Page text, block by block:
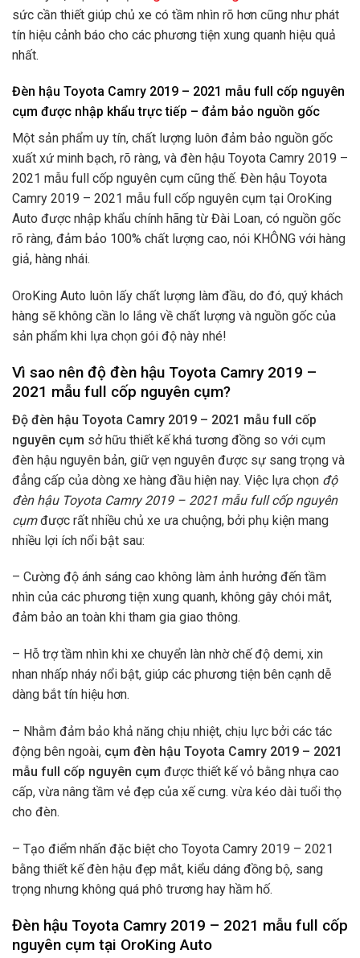
sức cần thiết giúp chủ xe có tầm nhìn rõ hơn cũng như phát
tín hiệu cảnh báo cho các phương tiện xung quanh hiệu quả
nhất.
Đèn hậu Toyota Camry 2019 – 2021 mẫu full cốp nguyên
cụm được nhập khẩu trực tiếp – đảm bảo nguồn gốc
Một sản phẩm uy tín, chất lượng luôn đảm bảo nguồn gốc
xuất xứ minh bạch, rõ ràng, và đèn hậu Toyota Camry 2019 –
2021 mẫu full cốp nguyên cụm cũng thế. Đèn hậu Toyota
Camry 2019 – 2021 mẫu full cốp nguyên cụm tại OroKing
Auto được nhập khẩu chính hãng từ Đài Loan, có nguồn gốc
rõ ràng, đảm bảo 100% chất lượng cao, nói KHÔNG với hàng
giả, hàng nhái.
OroKing Auto luôn lấy chất lượng làm đầu, do đó, quý khách
hàng sẽ không cần lo lắng về chất lượng và nguồn gốc của
sản phẩm khi lựa chọn gói độ này nhé!
Vì sao nên độ đèn hậu Toyota Camry 2019 –
2021 mẫu full cốp nguyên cụm?
Độ đèn hậu Toyota Camry 2019 – 2021 mẫu full cốp
nguyên cụm sở hữu thiết kế khá tương đồng so với cụm
đèn hậu nguyên bản, giữ vẹn nguyên được sự sang trọng và
đẳng cấp của dòng xe hàng đầu hiện nay. Việc lựa chọn độ
đèn hậu Toyota Camry 2019 – 2021 mẫu full cốp nguyên
cụmđược rất nhiều chủ xe ưa chuộng, bởi phụ kiện mang
nhiều lợi ích nổi bật sau:
– Cường độ ánh sáng cao không làm ảnh hưởng đến tầm
nhìn của các phương tiện xung quanh, không gây chói mắt,
đảm bảo an toàn khi tham gia giao thông.
– Hỗ trợ tầm nhìn khi xe chuyển làn nhờ chế độ demi, xin
nhan nhấp nháy nổi bật, giúp các phương tiện bên cạnh dễ
dàng bắt tín hiệu hơn.
– Nhằm đảm bảo khả năng chịu nhiệt, chịu lực bởi các tác
động bên ngoài, cụm đèn hậu Toyota Camry 2019 – 2021
mẫu full cốp nguyên cụm được thiết kế vỏ bằng nhựa cao
cấp, vừa nâng tầm vẻ đẹp của xế cưng. vừa kéo dài tuổi thọ
cho đèn.
– Tạo điểm nhấn đặc biệt cho Toyota Camry 2019 – 2021
bằng thiết kế đèn hậu đẹp mắt, kiểu dáng đồng bộ, sang
trọng nhưng không quá phô trương hay hầm hố.
Đèn hậu Toyota Camry 2019 – 2021 mẫu full cốp
nguyên cụm tại OroKing Auto